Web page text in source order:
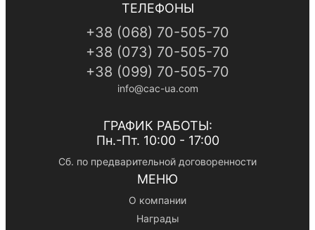
ТЕЛЕФОНЫ
+38 (068) 70-505-70
+38 (073) 70-505-70
+38 (099) 70-505-70
info@cac-ua.com
ГРАФИК РАБОТЫ:
Пн.-Пт. 10:00 - 17:00
Сб. по предварительной договоренности
МЕНЮ
О компании
Награды